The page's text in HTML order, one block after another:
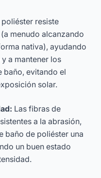
poliéster resiste
menudo alcanzando
nativa), ayudando
a mantener los
baño, evitando el
solar.
Las fibras de
a la abrasión,
baño de poliéster una
un buen estado